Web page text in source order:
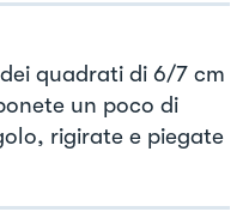
quadrati di 6/7 cm
un poco di
rigirate e piegate